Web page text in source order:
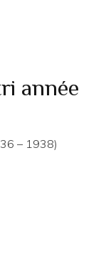
année
– 1938)